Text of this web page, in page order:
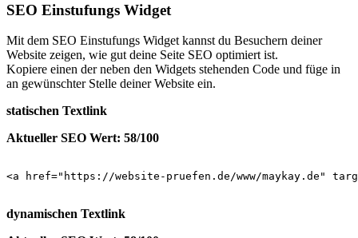
SEO Einstufungs Widget
Mit dem SEO Einstufungs Widget kannst du Besuchern deiner
Website zeigen, wie gut deine Seite SEO optimiert ist.
Kopiere einen der neben den Widgets stehenden Code und füge in
an gewünschter Stelle deiner Website ein.
statischen Textlink
Aktueller SEO Wert: 58/100
<a href="https://website-pruefen.de/www/maykay.de"
dynamischen Textlink